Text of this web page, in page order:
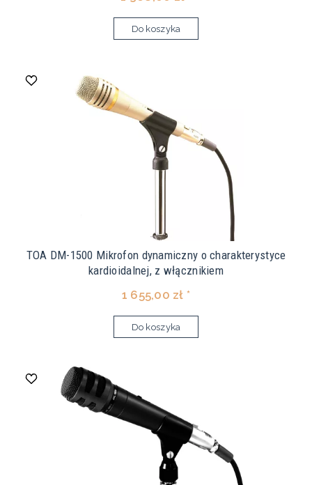
Do koszyka
TOA DM-1500 Mikrofon dynamiczny o charakterystyce
kardioidalnej, z włącznikiem
1 655,00 zł *
Do koszyka